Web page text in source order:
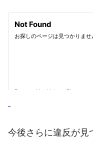
今後さらに違反が見